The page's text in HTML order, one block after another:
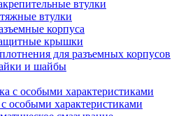
втулки
втулки
корпуса
крышки
для разъемных корпусов
и шайбы
особыми характеристиками